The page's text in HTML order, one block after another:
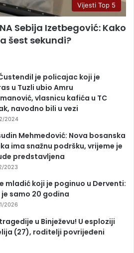
Vijesti Top 5
Sebija Izetbegović: Kako
šest sekundi?
je policajac koji je
u Tuzli ubio Amru
vlasnicu kafića u TC
navodno bili u vezi
2024
Mehmedović: Nova bosanska
ima snažnu podršku, vrijeme je
predstavljena
2023
mladić koji je poginuo u Derventi:
samo 20 godina
2026
u Binježevu! U esploziji
(27), roditelji povrijeđeni